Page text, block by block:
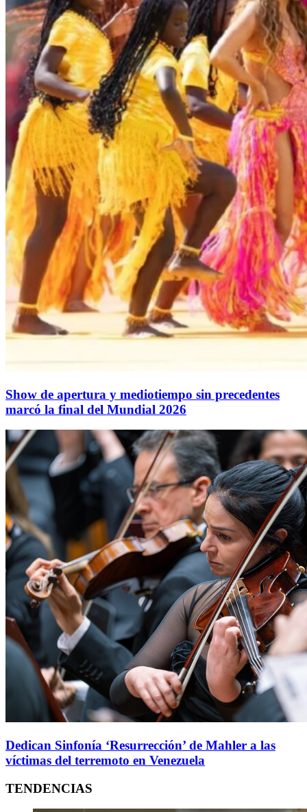
Show de apertura y mediotiempo sin precedentes
marcó la final del Mundial 2026
Dedican Sinfonía ‘Resurrección’ de Mahler a las
víctimas del terremoto en Venezuela
TENDENCIAS